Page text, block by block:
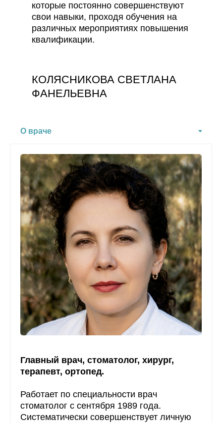
которые постоянно совершенствуют
свои навыки, проходя обучения на
различных мероприятиях повышения
квалификации.
КОЛЯСНИКОВА СВЕТЛАНА
ФАНЕЛЬЕВНА
Главный врач, стоматолог, хирург,
терапевт, ортопед.
Работает по специальности врач
стоматолог с сентября 1989 года.
Систематически совершенствует личную